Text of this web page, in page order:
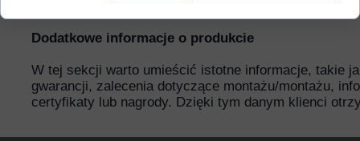
Dodatkowe informacje o produkcie
W tej sekcji warto umieścić istotne informacje, takie
gwarancji, zalecenia dotyczące montażu/montażu,
certyfikaty lub nagrody. Dzięki tym danym klienci